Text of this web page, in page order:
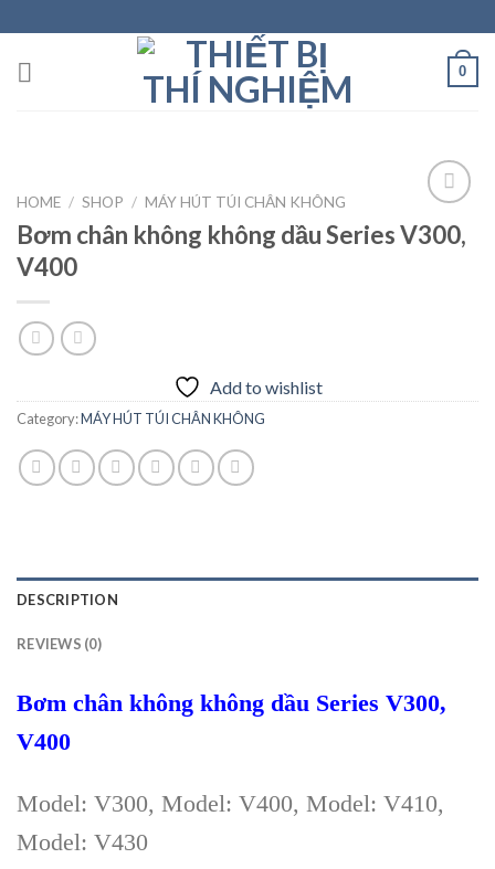
to
content
0
HOME / SHOP / MÁY HÚT TÚI CHÂN KHÔNG
Bơm chân không không dầu Series V300,
V400
Add to wishlist
Category:MÁY HÚT TÚI CHÂN KHÔNG
DESCRIPTION
REVIEWS (0)
Bơm chân không không dầu Series V300,
V400
Model: V300, Model: V400, Model: V410,
Model: V430